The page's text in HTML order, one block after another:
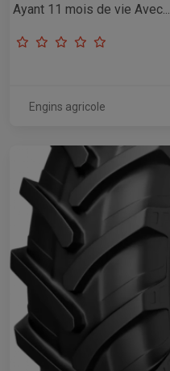
Ayant 11 mois de vie Avec...
Engins agricole